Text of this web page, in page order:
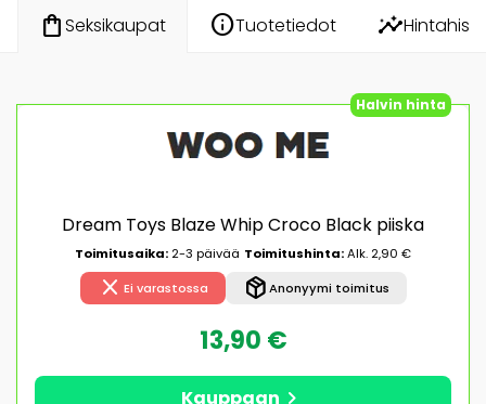
shopping_bagSeksikaupat infoTuotetiedot insights
Halvin hinta
Dream Toys Blaze Whip Croco Black piiska
Toimitusaika: 2-3 päivää Toimitushinta:Alk. 2,90 €
close Ei varastossa package_2Anonyymi toimitus
13,90 €
Kauppaan